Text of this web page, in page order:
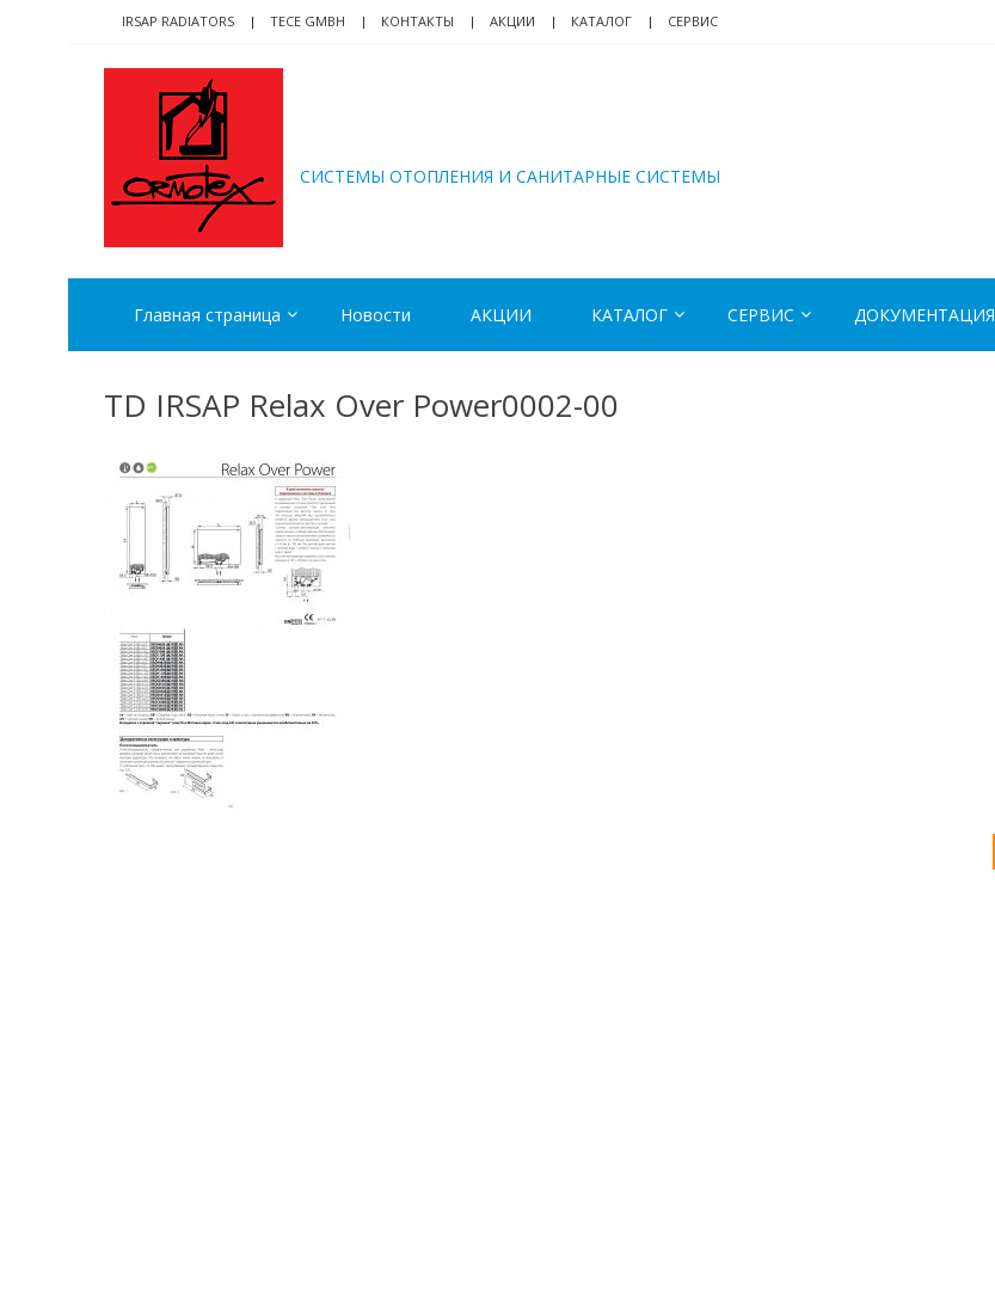
navigation
content
IRSAP RADIATORS TECE GMBH КОНТАКТЫ АКЦИИ КАТАЛОГ СЕРВИС
CИСТЕМЫ ОТОПЛЕНИЯ И САНИТАРНЫЕ СИСТЕМЫ
Главная страница Новости АКЦИИ КАТАЛОГ СЕРВИС ДОКУМЕНТАЦИЯ
TD IRSAP Relax Over Power0002-00